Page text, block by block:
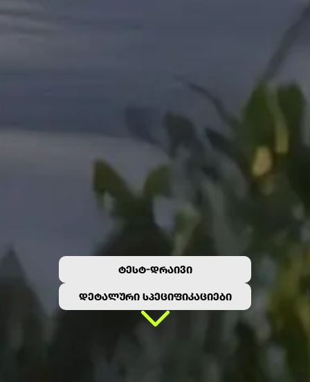
ᲢᲔᲡᲢ-ᲓᲠᲐᲘᲕᲘ
ᲓᲔᲢᲐᲚᲣᲠᲘ ᲡᲞᲔᲪᲘᲤᲘᲙᲐᲪᲘᲔᲑᲘ